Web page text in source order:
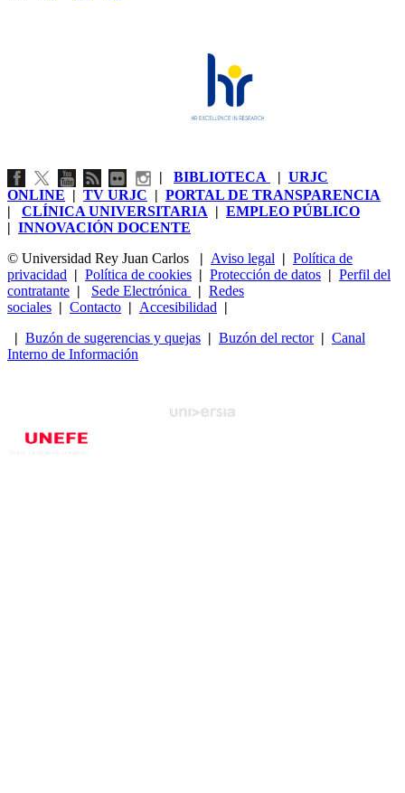
| BIBLIOTECA | URJC
ONLINE | TV URJC | PORTAL DE TRANSPARENCIA
| CLÍNICA UNIVERSITARIA | EMPLEO PÚBLICO
| INNOVACIÓN DOCENTE
© Universidad Rey Juan Carlos
| Aviso legal | Política de
privacidad | Política de cookies | Protección de datos | Perfil del
contratante | Sede Electrónica | Redes
sociales | Contacto | Accesibilidad |
| Buzón de sugerencias y quejas | Buzón del rector| Canal
Interno de Información